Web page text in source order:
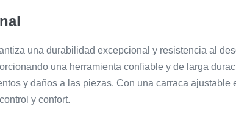
una durabilidad excepcional y resistencia al
una herramienta confiable y de larga
y daños a las piezas. Con una carraca ajustable
y confort.